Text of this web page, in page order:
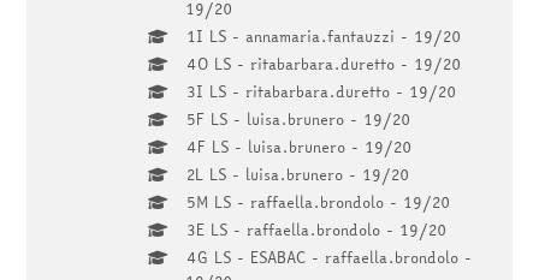
19/20
1I LS - annamaria.fantauzzi - 19/20
4O LS - ritabarbara.duretto - 19/20
3I LS - ritabarbara.duretto - 19/20
5F LS - luisa.brunero - 19/20
4F LS - luisa.brunero - 19/20
2L LS - luisa.brunero - 19/20
5M LS - raffaella.brondolo - 19/20
3E LS - raffaella.brondolo - 19/20
4G LS - ESABAC - raffaella.brondolo -